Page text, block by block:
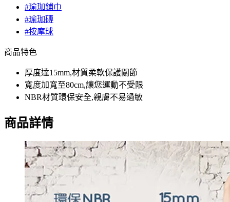
#瑜珈鋪巾
#瑜珈磚
#按摩球
商品特色
厚度達15mm,材質柔軟保護關節
寬度加寬至80cm,讓您運動不受限
NBR材質環保安全,親膚不易過敏
商品詳情